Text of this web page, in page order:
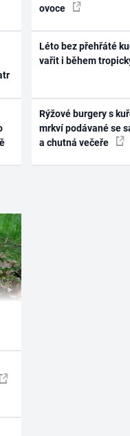
ovoce
Léto bez přehřáté
vařit i během
Rýžové burgery s
mrkví podávané se
a chutná večeře